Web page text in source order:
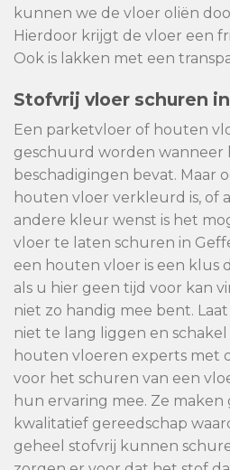
kunnen we de vloer oliën
Hierdoor krijgt de vloer een
Ook is lakken met een
Stofvrij vloer schuren
Een parketvloer of houten
geschuurd worden wanneer
beschadigingen bevat. Maar
houten vloer verkleurd is, of
andere kleur wenst is het
vloer te laten schuren in
een houten vloer is een klus
als u hier geen tijd voor kan
niet zo handig mee bent.
niet te lang liggen en schakel
houten vloeren experts met
voor het schuren van een
hun ervaring mee. Ze maken
kwalitatief gereedschap
geheel stofvrij kunnen